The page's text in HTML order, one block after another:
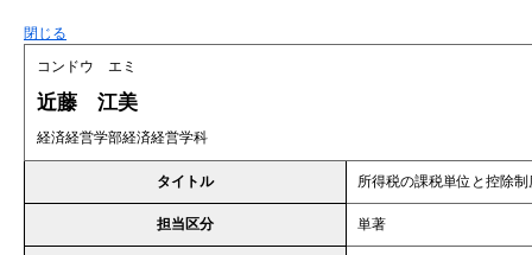
閉じる
コンドウ エミ
近藤 江美
経済経営学部経済経営学科
タイトル 所得税の課税単位と控除
担当区分 単著